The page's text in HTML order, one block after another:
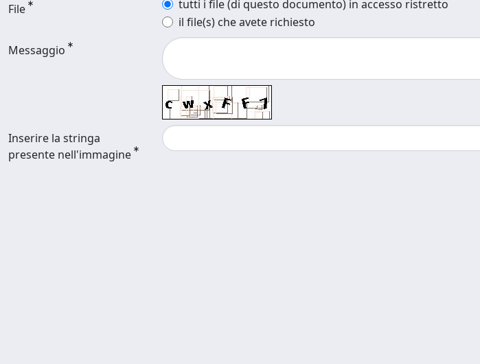
File
tutti i file (di questo documento) in accesso ristretto
il file(s) che avete richiesto
Messaggio
Inserire la stringa
presente nell'immagine